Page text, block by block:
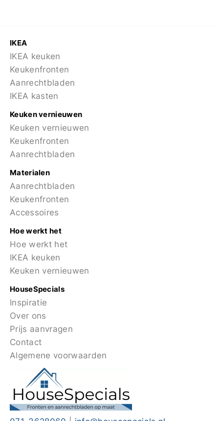
IKEA
IKEA keuken
Keukenfronten
Aanrechtbladen
IKEA kasten
Keuken vernieuwen
Keuken vernieuwen
Keukenfronten
Aanrechtbladen
Materialen
Aanrechtbladen
Keukenfronten
Accessoires
Hoe werkt het
Hoe werkt het
IKEA keuken
Keuken vernieuwen
HouseSpecials
Inspiratie
Over ons
Prijs aanvragen
Contact
Algemene voorwaarden